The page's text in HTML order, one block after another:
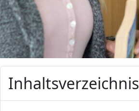
Inhaltsverzeichnis